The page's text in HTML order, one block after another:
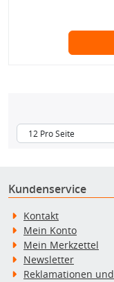
Kundenservice
Kontakt
Mein Konto
Mein Merkzettel
Newsletter
Reklamationen und